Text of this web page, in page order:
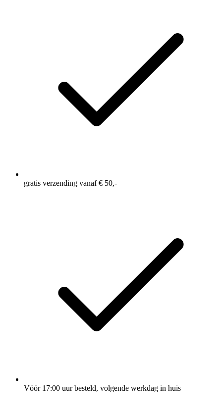
gratis verzending vanaf € 50,-
Vóór 17:00 uur besteld, volgende werkdag in huis